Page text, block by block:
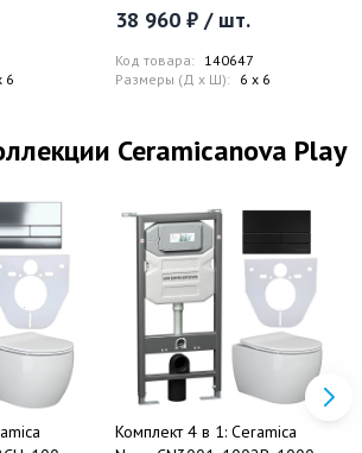
6
38 960 ₽ / шт.
Код товара: 140647
Размеры (Д x Ш): 6 x 6
Ceramicanova Play
Комплект 4 в 1: Ceramica